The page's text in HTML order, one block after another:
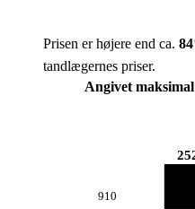
Prisen er højere end ca. 84
tandlægernes priser.
Angivet
910